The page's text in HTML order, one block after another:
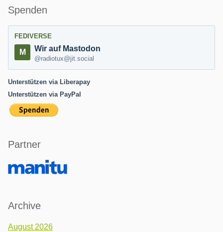
Spenden
FEDIVERSE
Wir auf Mastodon
@radiotux@jit.social
Unterstützen via Liberapay
Unterstützen via PayPal
Partner
Archive
August 2026